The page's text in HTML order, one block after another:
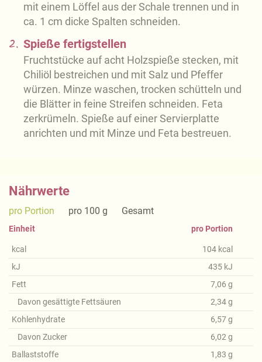
mit einem Löffel aus der Schale trennen und in
ca. 1 cm dicke Spalten schneiden.
2. Spieße fertigstellen
Fruchtstücke auf acht Holzspieße stecken, mit
Chiliöl bestreichen und mit Salz und Pfeffer
würzen. Minze waschen, trocken schütteln und
die Blätter in feine Streifen schneiden. Feta
zerkrümeln. Spieße auf einer Servierplatte
anrichten und mit Minze und Feta bestreuen.
Nährwerte
pro Portion pro 100 g Gesamt
Einheit
kcal
kJ
Fett
Davon gesättigte Fettsäuren
Kohlenhydrate
Davon Zucker
Ballaststoffe
pro Portion
104 kcal
435 kJ
7,06 g
2,34g
6,57g
6,02 g
1,83 g